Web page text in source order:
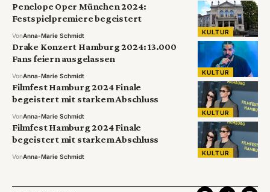
KULTUR
Penelope Oper München 2024:
Festspielpremiere begeistert
VonAnna-Marie Schmidt
KULTUR
Drake Konzert Hamburg 2024: 13.000
Fans feiern ausgelassen
VonAnna-Marie Schmidt
KULTUR
Filmfest Hamburg 2024 Finale
begeistert mit starkem Abschluss
VonAnna-Marie Schmidt
KULTUR
Filmfest Hamburg 2024 Finale
begeistert mit starkem Abschluss
VonAnna-Marie Schmidt